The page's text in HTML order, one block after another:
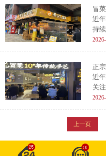
中
营
冒
盟
时
冒
出
值
都
冒
近
持
香
加
简
定
实
盟
划
非
正
近
关
的
势
而
加
上一页